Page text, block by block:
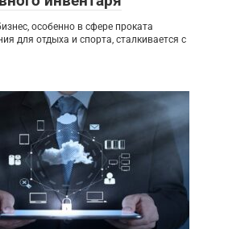
особенно в сфере проката
для отдыха и спорта, сталкивается с